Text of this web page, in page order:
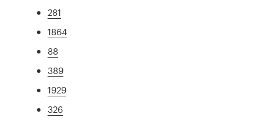
281
1864
88
389
1929
326